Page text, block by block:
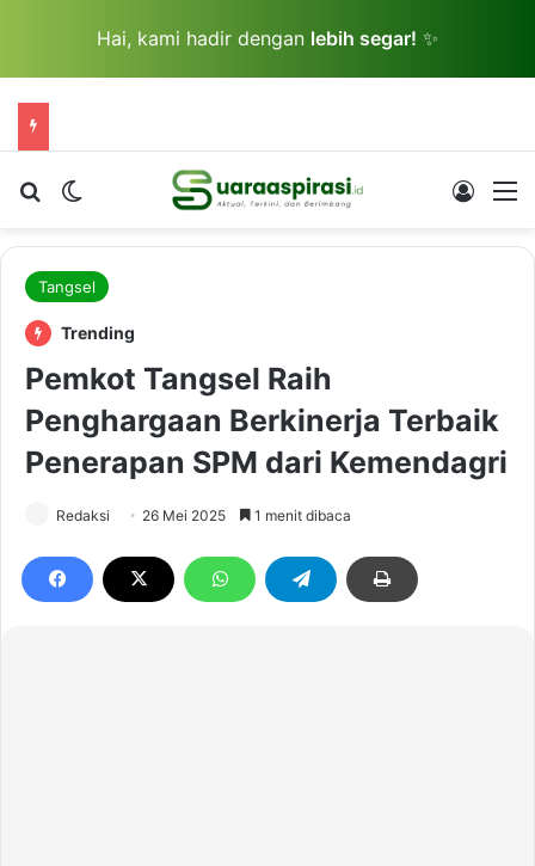
Hai, kami hadir dengan lebih segar! ✨
Cari berita...Switch skin Log In
Tangsel
Trending
Pemkot Tangsel Raih
Penghargaan Berkinerja Terbaik
Penerapan SPM dari Kemendagri
Redaksi 26 Mei 2025 1 menit dibaca